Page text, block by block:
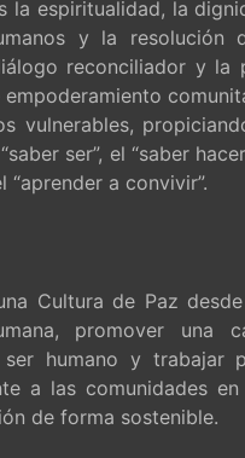
la espiritualidad, la
y la resolución
reconciliador y la
vulnerables,
ser”, el “saber
“aprender a convivir”.
Cultura de Paz
promover una
humano y trabajar
a las comunidades
de forma sostenible.